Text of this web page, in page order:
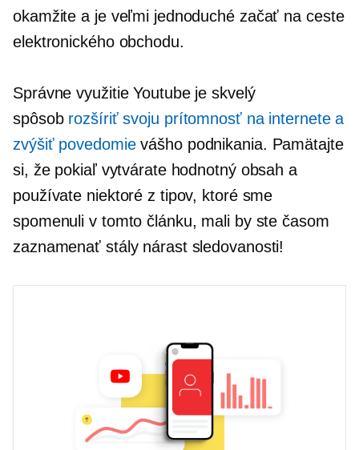
okamžite a je veľmi jednoduché začať na ceste
elektronického obchodu.
Správne využitie Youtube je skvelý
spôsob rozšíriť svoju prítomnosť na internete a
zvýšiť povedomievášho podnikania. Pamätajte
si, že pokiaľ vytvárate hodnotný obsah a
používate niektoré z tipov, ktoré sme
spomenuli v tomto článku, mali by ste časom
zaznamenať stály nárast sledovanosti!